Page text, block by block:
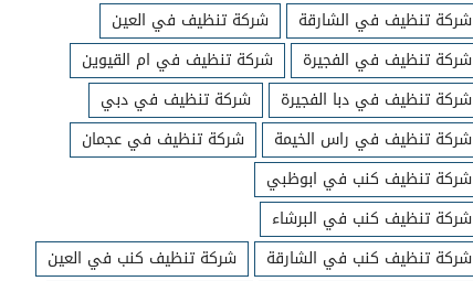
شركة تنظيف في الشارقة
شركة تنظيف في العين
شركة تنظيف في الفجيرة
شركة تنظيف في ام القيوين
شركة تنظيف في دبا الفجيرة
شركة تنظيف في دبي
شركة تنظيف في راس الخيمة
شركة تنظيف في عجمان
شركة تنظيف كنب في ابوظبي
شركة تنظيف كنب في البرشاء
شركة تنظيف كنب في الشارقة
شركة تنظيف كنب في العين